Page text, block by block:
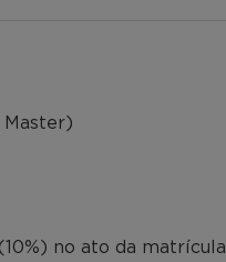
Master)
no ato da matrícula